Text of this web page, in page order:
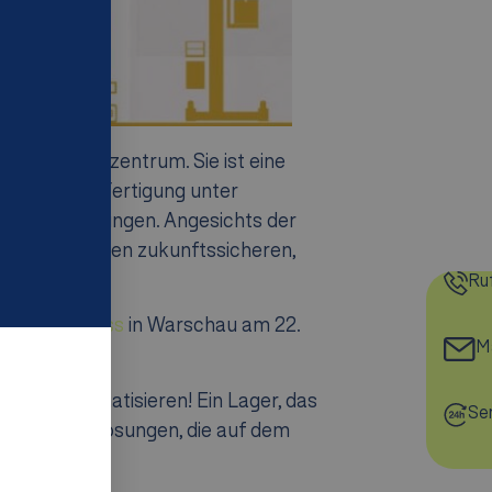
Logistikzentrum. Sie ist eine
oder der Fertigung unter
Lösungen. Angesichts der
in einen zukunftssicheren,
Masterclass in Warschau am 22.
zu automatisieren! Ein Lager, das
Lösungen, die auf dem